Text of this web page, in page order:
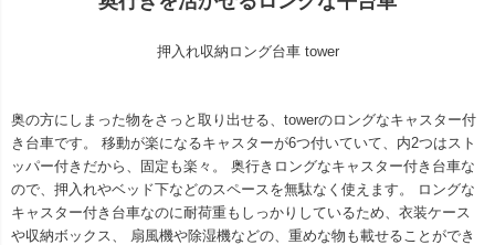
押入れ収納ロング台車 tower
奥の方にしまった物をさっと取り出せる、towerのロングなキャスター付
き台車です。 移動が楽になるキャスターが6つ付いていて、内2つはスト
ッパー付きだから、固定も楽々。 奥行きロングなキャスター付き台車な
ので、押入れやベッド下などのスペースを無駄なく使えます。 ロングな
キャスター付き台車なのに耐荷重もしっかりしているため、衣装ケース
や収納ボックス、 扇風機や除湿機などの、重めな物も載せることができ